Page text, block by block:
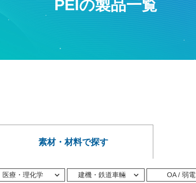
PEIの製品一覧
素材・材料で探す
医療・理化学 建機・鉄道車輛 OA / 弱電